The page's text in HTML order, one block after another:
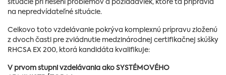
situácie pri riešení problémov a požiadaviek, ktoré ťa pripravia
na nepredvídateľné situácie.
Celkovo toto vzdelávanie pokrýva komplexnú prípravu zloženú
z dvoch časti pre zvládnutie medzinárodnej certifikačnej skúšky
RHCSA EX 200, ktorá kandidáta kvalifikuje:
V prvom stupni vzdelávania ako SYSTÉMOVÉHO